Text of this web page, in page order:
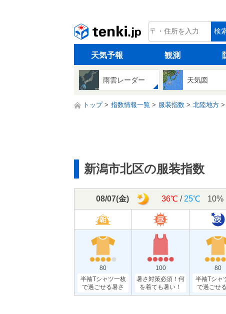
tenki.jp 検
天気予報 観測
雨雲レーダー 天気図
トップ 指数情報一覧 服装指数 北陸地方
新潟市北区の服装指数
08/07(金) 36℃ / 25℃ 10%
80
半袖Tシャツ一枚
で過ごせる暑さ
100
暑さ対策必須！何
を着ても暑い！
80
半袖Tシャ
で過ごせ